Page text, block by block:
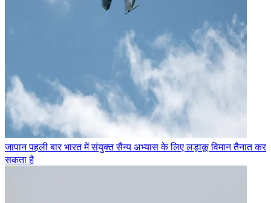
जापान पहली बार भारत में संयुक्त सैन्य अभ्यास के लिए लड़ाकू विमान तैनात कर
सकता है